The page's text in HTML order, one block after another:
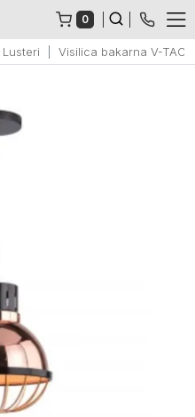
0
Lusteri Visilica bakarna V-TAC